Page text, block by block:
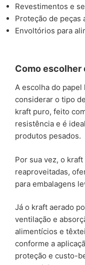
Revestimentos e
Proteção de peças
Envoltórios para
Como escolher
A escolha do papel
considerar o tipo
kraft puro, feito
resistência e é
produtos pesados.
Por sua vez, o
reaproveitadas,
para embalagens
Já o kraft aerado
ventilação e
alimentícios e
conforme a
proteção e custo-